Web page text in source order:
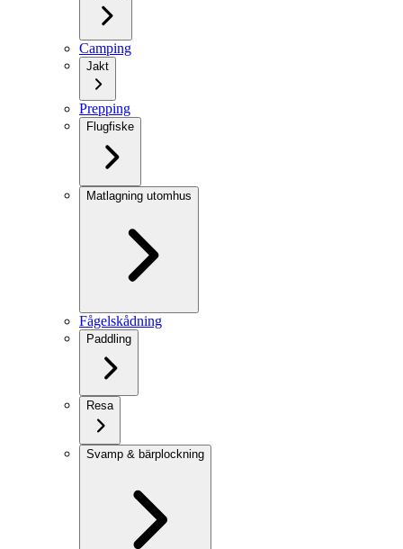
Camping
Jakt
Prepping
Flugfiske
Matlagning utomhus
Fågelskådning
Paddling
Resa
Svamp & bärplockning